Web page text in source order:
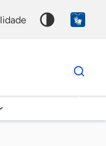
Dados
para
chave